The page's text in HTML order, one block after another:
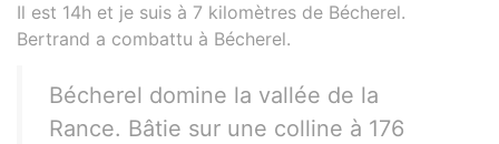
Il est 14h et je suis à 7 kilomètres de Bécherel.
Bertrand a combattu à Bécherel.
Bécherel domine la vallée de la
Rance. Bâtie sur une colline à 176